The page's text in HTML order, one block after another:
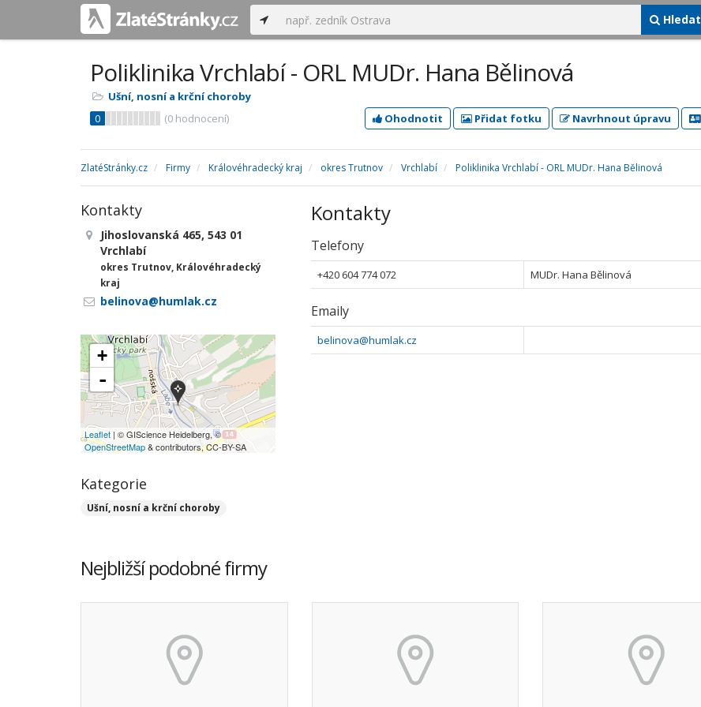
Hledat
Poliklinika Vrchlabí - ORL MUDr. Hana Bělinová
Ušní, nosní a krční choroby
0
(0 hodnocení) Ohodnotit Přidat fotku Navrhnout úpravu
ZlatéStránky.cz Firmy Královéhradecký kraj okres Trutnov Vrchlabí Poliklinika Vrchlabí - ORL MUDr. Hana Bělinová
Kontakty
Telefony
+420 604 774 072 MUDr. Hana Bělinová
Emaily
belinova@humlak.cz
Kontakty
Jihoslovanská 465, 543 01
Vrchlabí
okres Trutnov, Královéhradecký
kraj
belinova@humlak.cz
+
-
Leaflet | © GIScience Heidelberg, ©
OpenStreetMap& contributors, CC-BY-SA
Kategorie
Ušní, nosní a krční choroby
Nejbližší podobné firmy